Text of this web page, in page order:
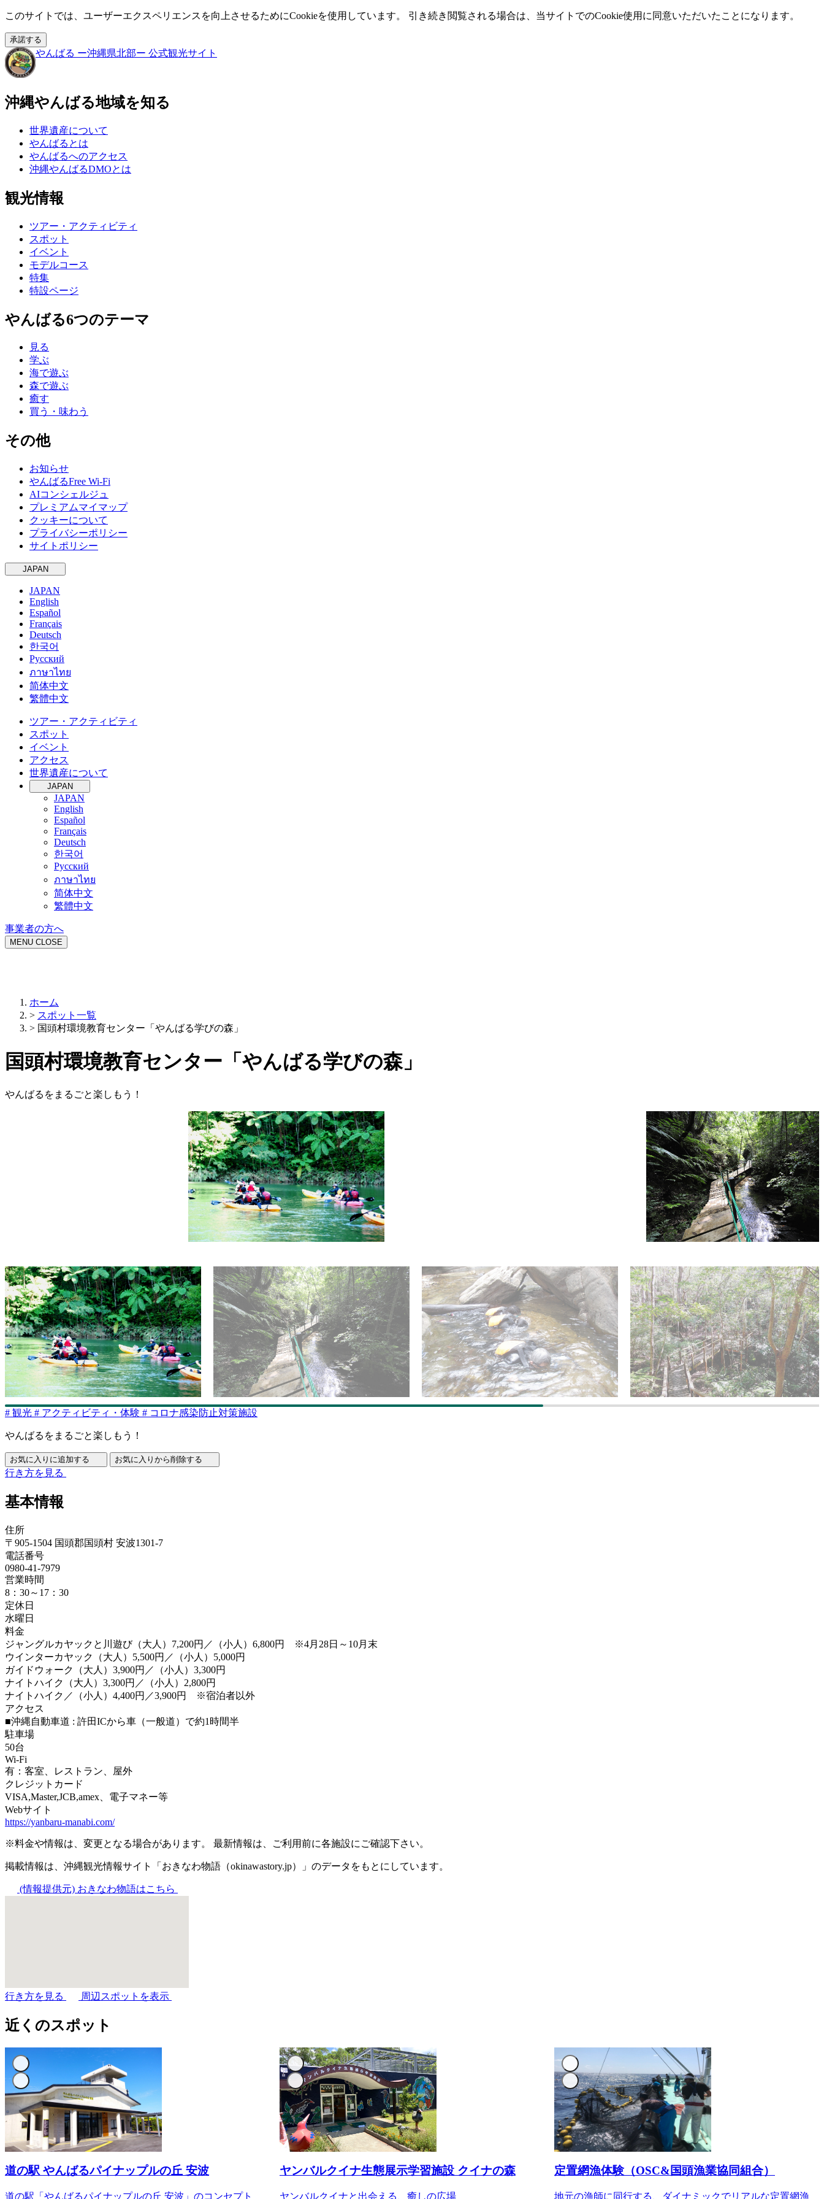
このサイトでは、ユーザーエクスペリエンスを向上させるためにCookieを使用しています。 引き続き閲覧される場合は、当サイトでのCookie使用に同意いただいたことになります。
承諾する
やんばる ー沖縄県北部ー 公式観光サイト
沖縄やんばる地域を知る
世界遺産について
やんばるとは
やんばるへのアクセス
沖縄やんばるDMOとは
観光情報
ツアー・アクティビティ
スポット
イベント
モデルコース
特集
特設ページ
やんばる6つのテーマ
見る
学ぶ
海で遊ぶ
森で遊ぶ
癒す
買う・味わう
その他
お知らせ
やんばるFree Wi-Fi
AIコンシェルジュ
プレミアムマイマップ
クッキーについて
プライバシーポリシー
サイトポリシー
JAPAN
JAPAN
English
Español
Français
Deutsch
한국어
Русский
ภาษาไทย
简体中文
繁體中文
ツアー・アクティビティ
スポット
イベント
アクセス
世界遺産について
JAPAN
JAPAN
English
Español
Français
Deutsch
한국어
Русский
ภาษาไทย
简体中文
繁體中文
事業者の方へ
MENU CLOSE
ホーム
> スポット一覧
> 国頭村環境教育センター「やんばる学びの森」
国頭村環境教育センター「やんばる学びの森」
やんばるをまるごと楽しもう！
# 観光 # アクティビティ・体験 # コロナ感染防止対策施設
やんばるをまるごと楽しもう！
お気に入りに追加する お気に入りから削除する
行き方を見る
基本情報
住所
〒905-1504 国頭郡国頭村 安波1301-7
電話番号
0980-41-7979
営業時間
8：30～17：30
定休日
水曜日
料金
ジャングルカヤックと川遊び（大人）7,200円／（小人）6,800円 ※4月28日～10月末
ウインターカヤック（大人）5,500円／（小人）5,000円
ガイドウォーク（大人）3,900円／（小人）3,300円
ナイトハイク（大人）3,300円／（小人）2,800円
ナイトハイク／（小人）4,400円／3,900円 ※宿泊者以外
アクセス
■沖縄自動車道 : 許田ICから車（一般道）で約1時間半
駐車場
50台
Wi-Fi
有：客室、レストラン、屋外
クレジットカード
VISA,Master,JCB,amex、電子マネー等
Webサイト
https://yanbaru-manabi.com/
※料金や情報は、変更となる場合があります。 最新情報は、ご利用前に各施設にご確認下さい。
掲載情報は、沖縄観光情報サイト「おきなわ物語（okinawastory.jp）」のデータをもとにしています。
(情報提供元) おきなわ物語はこちら
行き方を見る 周辺スポットを表示
近くのスポット
道の駅 やんばるパイナップルの丘 安波
道の駅「やんばるパイナップルの丘 安波」のコンセプト
ヤンバルクイナ生態展示学習施設 クイナの森
ヤンバルクイナと出会える、癒しの広場
定置網漁体験（OSC&国頭漁業協同組合）
地元の漁師に同行する、ダイナミックでリアルな定置網漁